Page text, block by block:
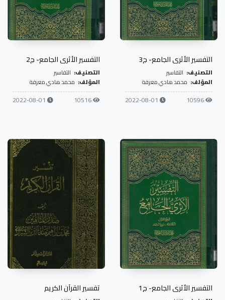
التفسير الأثري الجامع- ج3
التصنيف: التفاسير
المؤلف: محمد هادي معرفة
10596
2022-08-01
التفسير الأثري الجامع- ج2
التصنيف: التفاسير
المؤلف: محمد هادي معرفة
10516
2022-08-01
التفسير الأثري الجامع- ج1 تفسير القرآن الكريم